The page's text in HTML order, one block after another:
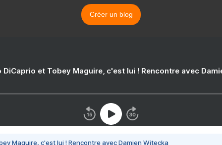
Créer un blog
DiCaprio et Tobey Maguire, c'est lui ! Rencontre avec
Maguire, c'est lui ! Rencontre avec Damien Witecka